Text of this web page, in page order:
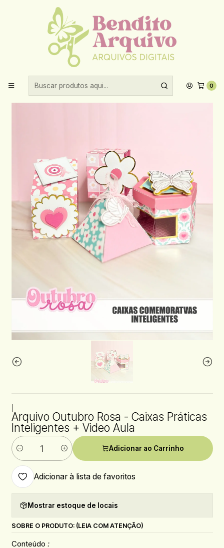
0
Aproveite 10% de desconto ao comprar acima de R$30,00!
Início Datas comemorativas
Outubro rosa
Arquivo Outubro Rosa - Caixas Práticas Inteligentes + Video
Arquivo Outubro Rosa - Caixas Práticas
Inteligentes + Video Aula
Quantidade
Adicionar ao Carrinho
Adicionar à lista de favoritos
Mostrar estoque de locais
SOBRE O PRODUTO: (LEIA COM ATENÇÃO)
Conteúdo :